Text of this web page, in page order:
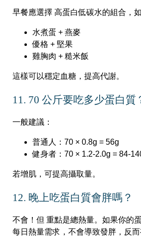
早餐應選擇 高蛋白低碳水的組合，如
水煮蛋 + 燕麥
優格 + 堅果
雞胸肉 + 糙米飯
這樣可以穩定血糖，提高代謝。
11. 70 公斤要吃多少蛋白質
一般建議：
普通人：70 × 0.8g = 56g
健身者：70 × 1.2-2.0g = 84-
若增肌，可提高攝取量。
12. 晚上吃蛋白質會胖嗎？
不會！但 重點是總熱量。如果你的
每日熱量需求，不會導致發胖，反而